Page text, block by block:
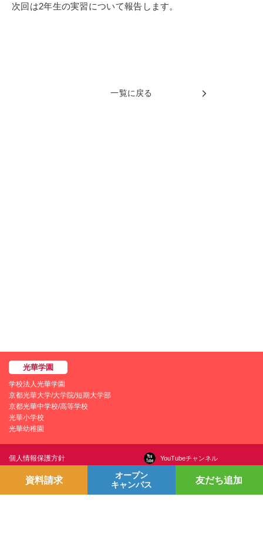
次回は2年生の実習について報告します。
一覧に戻る
学校法人光華学園
京都光華大学/大学院/短期大学部
京都光華中学校/高等学校
光華小学校
光華幼稚園
個人情報保護方針
学園情報セキュリティポリシー
YouTubeチャンネル
資料請求
オープン
キャンパス
友だち追加